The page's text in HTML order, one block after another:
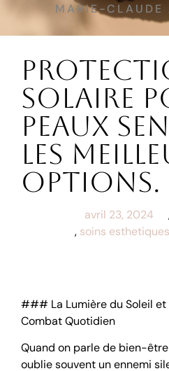
MARIE-CLAUDE
solaire
peaux
Les
options.
avril 23, 2024
, soins
### La Lumière du Soleil et
Combat Quotidien
Quand on parle de bien-
oublie souvent un ennemi